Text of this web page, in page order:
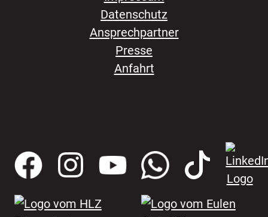
Datenschutz
Ansprechpartner
Presse
Anfahrt